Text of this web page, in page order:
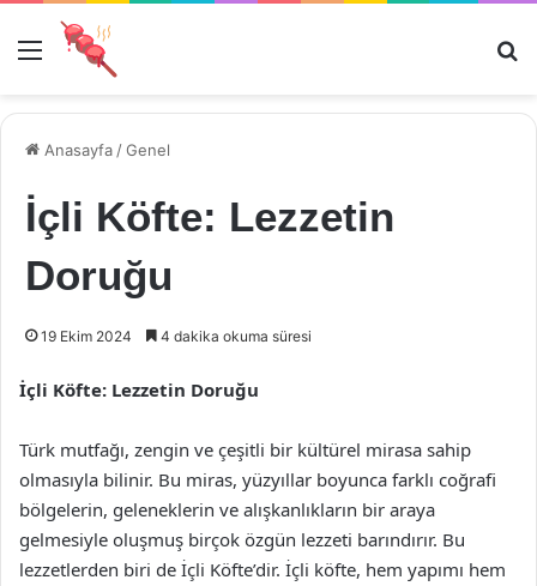
Menü
Anasayfa /Genel
İçli Köfte: Lezzetin
Doruğu
19 Ekim 2024 4 dakika okuma süresi
İçli Köfte: Lezzetin Doruğu
Türk mutfağı, zengin ve çeşitli bir kültürel mirasa sahip
olmasıyla bilinir. Bu miras, yüzyıllar boyunca farklı coğrafi
bölgelerin, geleneklerin ve alışkanlıkların bir araya
gelmesiyle oluşmuş birçok özgün lezzeti barındırır. Bu
lezzetlerden biri de İçli Köfte’dir. İçli köfte, hem yapımı hem